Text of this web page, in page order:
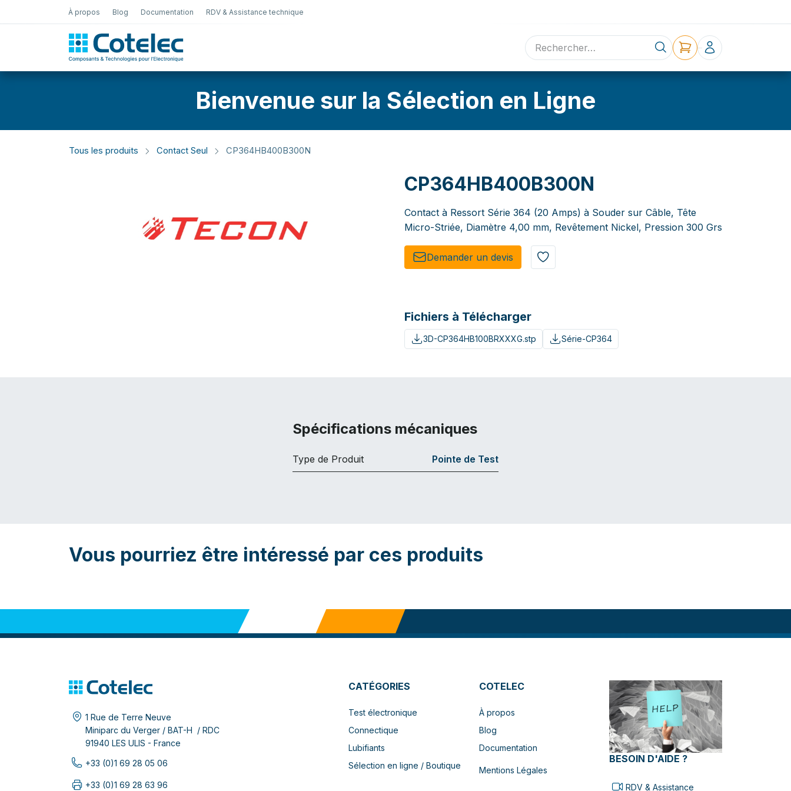
À propos Blog Documentation RDV & Assistance technique
Sélection en ligne Contact
Bienvenue sur la Sélection en Ligne
Tous les produits Contact Seul CP364HB400B300N
CP364HB400B300N
Contact à Ressort Série 364 (20 Amps) à Souder sur Câble, Tête
Micro-Striée, Diamètre 4,00 mm, Revêtement Nickel, Pression 300 Grs
Demander un de​​vis​​
Fichiers à Télécharger
3D-CP364HB100BRXXXG.stp Série-CP364
Spécifications mécaniques
Type de Produit Pointe de Test
Vous pourriez être intéressé par ces produits
1 Rue de Terre Neuve
Miniparc du Verger / BAT-H / RDC
91940 LES ULIS - France
+33 (0)1 69 28 05 06
+33 (0)1 69 28 63 96
CATÉGORIES
Test électronique
Connectique
Lubifiants
Sélection en ligne / Boutique
COTELEC
À propos
Blog
Documentation
Mentions Légales
BESOIN D'AIDE ?
RDV & Assistance